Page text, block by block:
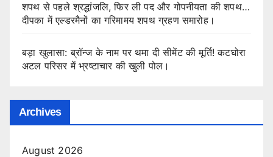
शपथ से पहले श्रद्धांजलि, फिर ली पद और गोपनीयता की शपथ…
दीपका में एल्डरमैनों का गरिमामय शपथ ग्रहण समारोह।
बड़ा खुलासा: ब्रॉन्ज के नाम पर थमा दी सीमेंट की मूर्ति! कटघोरा
अटल परिसर में भ्रष्टाचार की खुली पोल।
Archives
August 2026